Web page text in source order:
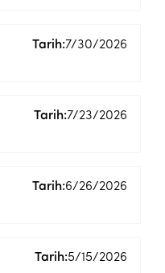
Tarih:7/30/2026
Tarih:7/23/2026
Tarih:6/26/2026
Tarih:5/15/2026